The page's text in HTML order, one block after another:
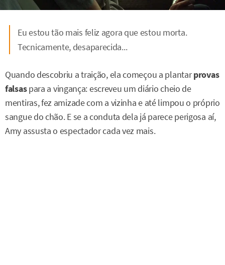
Eu estou tão mais feliz agora que estou morta.
Tecnicamente, desaparecida...
Quando descobriu a traição, ela começou a plantarprovas
falsaspara a vingança: escreveu um diário cheio de
mentiras, fez amizade com a vizinha e até limpou o próprio
sangue do chão. E se a conduta dela já parece perigosa aí,
Amy assusta o espectador cada vez mais.